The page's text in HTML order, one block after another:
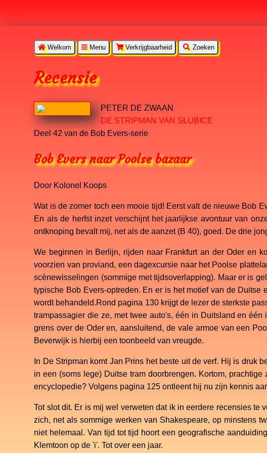
Welkom Menu Verkrijgbaarheid Zoeken
Recensie
PETER DE ZWAAN
DE STRIPMAN VAN SŁUBICE
Deel 42 van de Bob Evers-serie
Bob Evers naar Poolse bazaar
Door Kolonel Koops
Wat is de zomer toch een mooie tijd! Eerst valt de nieuwe Bob
En als de herfst inzet verschijnt het jaarlijkse avontuur van
ontknoping bevalt mij, net als de aanzet (B 40), goed. De drie
We beginnen in Berlijn, rijden naar Frankfurt an der Oder en
voorzien van proviand, een dagexcursie naar het Poolse
scènewisselingen (sommige met tijdsoverlapping). Maar er is
typische Bob Evers-optreden. En er is het motief van de
wordt behandeld.Rond pagina 130 krijgt de lezer de sterkste
trampassagier die ze, met twee auto's, één in Duitsland en
grens over de Oder en, aansluitend, de vale armoe van een
Beverwijk is hierbij een toonbeeld van vreugde.
In De Stripman komt Jan Prins het beste uit de verf. Hij is druk
in een (soms lege) Duitse tram doorbrengen. Kortom,
encyclopedie? Volgens pagina 125 ontleent hij nu zijn kennis
Tot slot dit. Er is mij wel verweten dat ik in eerdere recensies
zich, net als sommige werken van Shakespeare, op minstens
niet helemaal. Van tijd tot tijd hoort een geografische
Klemtoon op de 'i'. Tot over een jaar.